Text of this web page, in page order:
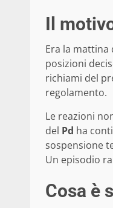
Il
Era la mattina
posizioni
richiami del
regolamento.
Le reazioni
del Pd ha
sospensione
Un episodio
Cosa è